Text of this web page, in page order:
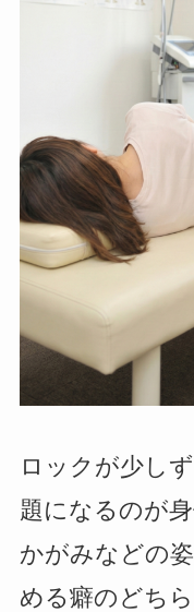
ロックが少し
題になるのが
かがみなどの
める癖のどち